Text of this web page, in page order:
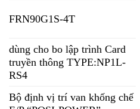
FRN90G1S-4T
dùng cho bo lập trình Card
truyền thông TYPE:NP1L-
RS4
Bộ định vị trí van khống chế